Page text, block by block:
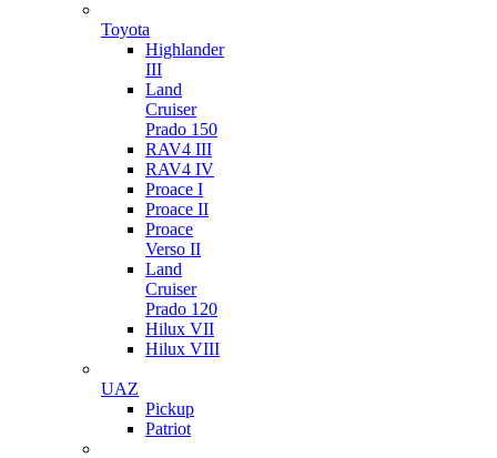
Toyota
Highlander
III
Land
Cruiser
Prado 150
RAV4 III
RAV4 IV
Proace I
Proace II
Proace
Verso II
Land
Cruiser
Prado 120
Hilux VII
Hilux VIII
UAZ
Pickup
Patriot